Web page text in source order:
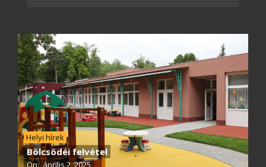
Helyi hírek
Bölcsödéi felvétel
On: április 2, 2025